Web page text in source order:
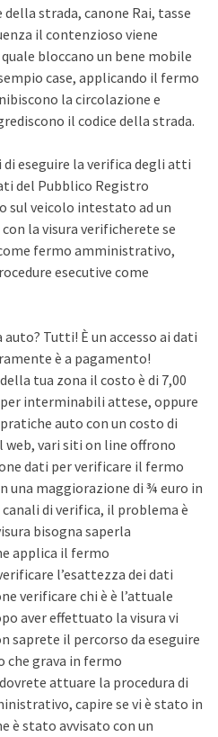
strada, canone Rai, tasse
il contenzioso viene
bloccano un bene mobile
case, applicando il fermo
la circolazione e
il codice della strada.
di eseguire la verifica degli atti
del Pubblico Registro
sul veicolo intestato ad un
la visura verificherete se
fermo amministrativo,
esecutive come
Tutti! È un accesso ai dati
è a pagamento!
tua zona il costo è di 7,00
interminabili attese, oppure
auto con un costo di
web, vari siti on line offrono
dati per verificare il fermo
una maggiorazione di ¾ euro in
di verifica, il problema è
bisogna saperla
applica il fermo
l’esattezza dei dati
verificare chi è è l’attuale
aver effettuato la visura vi
saprete il percorso da eseguire
che grava in fermo
attuare la procedura di
capire se vi è stato in
è stato avvisato con un